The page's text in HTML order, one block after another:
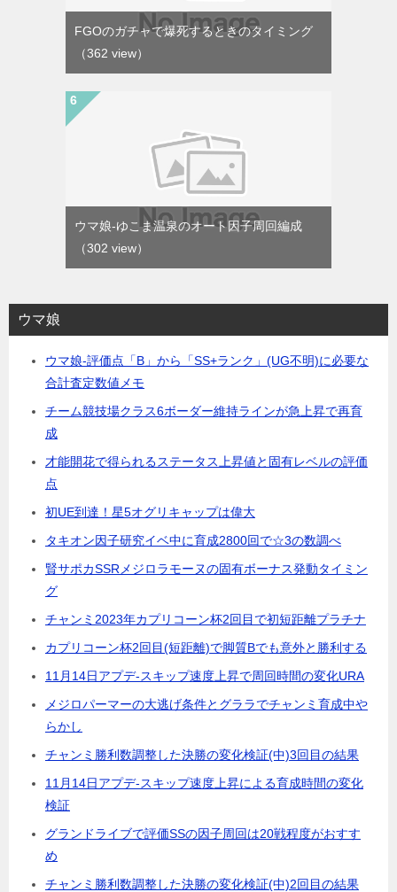
FGOのガチャで爆死するときのタイミング
（362 view）
ウマ娘-ゆこま温泉のオート因子周回編成
（302 view）
ウマ娘
ウマ娘-評価点「B」から「SS+ランク」(UG不明)に必要な
合計査定数値メモ
チーム競技場クラス6ボーダー維持ラインが急上昇で再育
成
才能開花で得られるステータス上昇値と固有レベルの評価
点
初UE到達！星5オグリキャップは偉大
タキオン因子研究イベ中に育成2800回で☆3の数調べ
賢サポカSSRメジロラモーヌの固有ボーナス発動タイミン
グ
チャンミ2023年カプリコーン杯2回目で初短距離プラチナ
カプリコーン杯2回目(短距離)で脚質Bでも意外と勝利する
11月14日アプデ-スキップ速度上昇で周回時間の変化URA
メジロパーマーの大逃げ条件とグララでチャンミ育成中や
らかし
チャンミ勝利数調整した決勝の変化検証(中)3回目の結果
11月14日アプデ-スキップ速度上昇による育成時間の変化
検証
グランドライブで評価SSの因子周回は20戦程度がおすす
め
チャンミ勝利数調整した決勝の変化検証(中)2回目の結果